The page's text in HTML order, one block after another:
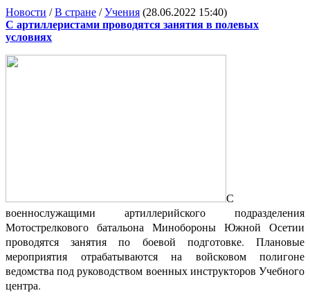
Новости /В стране /Учения (28.06.2022 15:40)
С артиллеристами проводятся занятия в полевых
условиях
С
военнослужащими артиллерийского подразделения
Мотострелкового батальона Минобороны Южной Осетии
проводятся занятия по боевой подготовке. Плановые
мероприятия отрабатываются на войсковом полигоне
ведомства под руководством военных инструкторов Учебного
центра.